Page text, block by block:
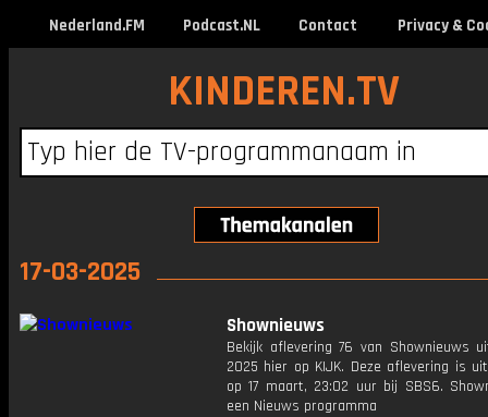
Nederland.FM Podcast.NL Contact Privacy &
KINDEREN.TV
17-03-2025
Shownieuws
Bekijk aflevering 76 van Shownieuws
2025 hier op KIJK. Deze aflevering is
op 17 maart, 23:02 uur bij SBS6.
een Nieuws programma